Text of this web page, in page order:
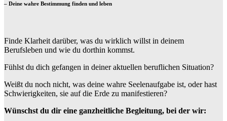
– Deine wahre Bestimmung finden und leben
Finde Klarheit darüber, was du wirklich willst in deinem
Berufsleben und wie du dorthin kommst.
Fühlst du dich gefangen in deiner aktuellen beruflichen Situation?
Weißt du noch nicht, was deine wahre Seelenaufgabe ist, oder hast
Schwierigkeiten, sie auf die Erde zu manifestieren?
Wünschst du dir eine ganzheitliche Begleitung, bei der wir: